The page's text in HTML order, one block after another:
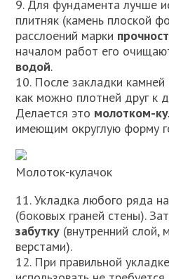
9. Для фундамента лучше
плитняк (камень плоской
расслоений марки
началом работ его
водой.
10. После закладки
как можно плотней друг к
Делается это молотком-
имеющим округлую форму
Молоток-кулачок
11. Укладка любого ряда
(боковых граней стены).
забутку (внутренний
верстами).
12. При правильной укладке